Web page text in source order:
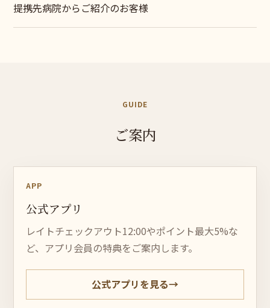
提携先病院からご紹介のお客様
GUIDE
ご案内
APP
公式アプリ
レイトチェックアウト12:00やポイント最大5%な
ど、アプリ会員の特典をご案内します。
公式アプリを見る→